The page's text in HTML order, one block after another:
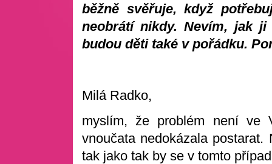
běžně svěřuje, když
neobrátí nikdy. Nevím, jak
budou děti také v pořádku.
Milá Radko,
myslím, že problém není ve
vnoučata nedokázala
tak jako tak by se v tomto